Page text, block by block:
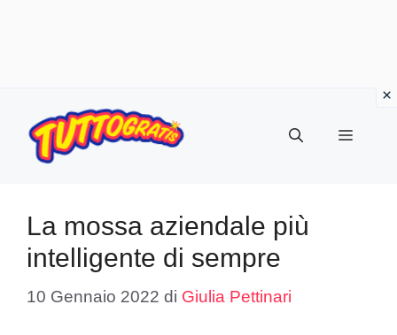
contenuto
Menu
La mossa aziendale più
intelligente di sempre
10 Gennaio 2022 di Giulia Pettinari